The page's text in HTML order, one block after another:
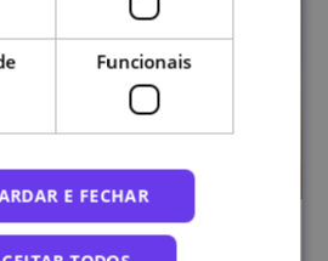
Funcionais
E FECHAR